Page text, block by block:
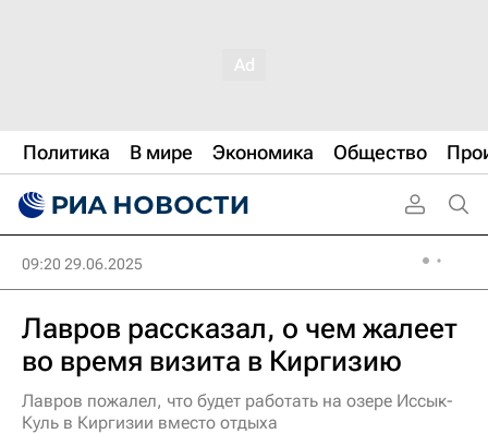
Политика В мире Экономика Общество
09:20 29.06.2025
Лавров рассказал, о чем жалеет
во время визита в Киргизию
Лавров пожалел, что будет работать на озере Иссык-
Куль в Киргизии вместо отдыха